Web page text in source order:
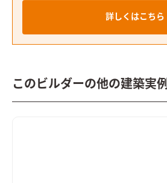
詳しくはこちら
このビルダーの他の建築実例